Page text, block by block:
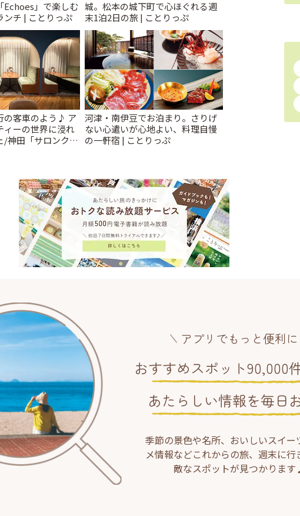
Echoes」で楽しむ
ンチ | ことりっぷ
城。松本の城下町で心ほぐれる週
末1泊2日の旅 | ことりっぷ
の客車のよう♪ ア
ィーの世界に浸れ
/神田「サロンクリ
河津・南伊豆でお泊まり。さりげ
ない心遣いが心地よい、料理自慢
の一軒宿 | ことりっぷ
アプリでもっと便利に
おすすめスポット90,000
あたらしい情報を毎日
季節の景色や名所、おいしいスイー
メ情報などこれからの旅、週末に行
敵なスポットが見つかりま